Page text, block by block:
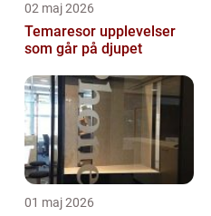
02 maj 2026
Temaresor upplevelser
som går på djupet
01 maj 2026